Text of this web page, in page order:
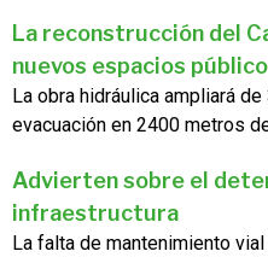
La reconstrucción del
nuevos espacios
La obra hidráulica ampliará
evacuación en 2400 metros
Advierten sobre el
infraestructura
La falta de mantenimiento